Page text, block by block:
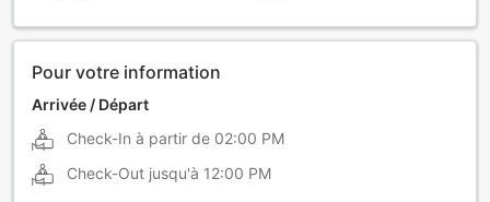
Pour votre information
Arrivée / Départ
Check-In à partir de 02:00 PM
Check-Out jusqu'à 12:00 PM